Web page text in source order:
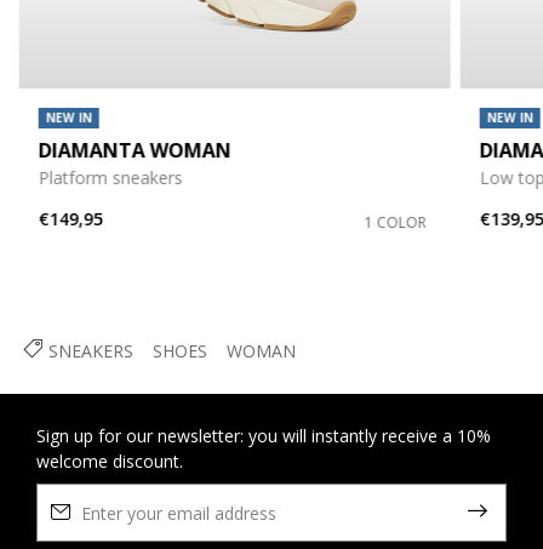
SNEAKERS SHOES WOMAN
NEW IN
DIAMANTA WOMAN
Platform sneakers
€149,95
1 COLOR
NEW IN
Low
€139,95
Sign up for our newsletter: you will instantly receive a 10%
welcome discount.